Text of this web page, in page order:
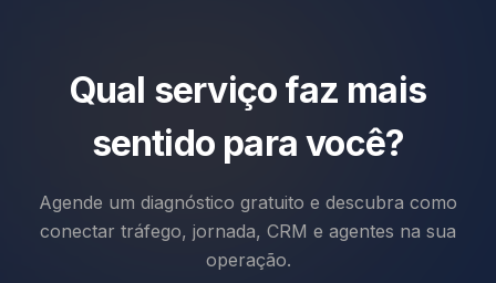
Qual serviço faz mais
sentido para você?
Agende um diagnóstico gratuito e descubra como
conectar tráfego, jornada, CRM e agentes na sua
operação.